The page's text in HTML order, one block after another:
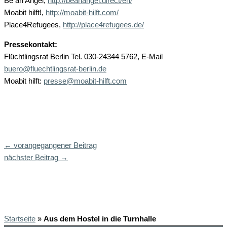
Moabit hilft!, http://moabit-hilft.com/
Place4Refugees, http://place4refugees.de/
Pressekontakt:
Flüchtlingsrat Berlin Tel. 030-24344 5762, E-Mail
buero@fluechtlingsrat-berlin.de
Moabit hilft: presse@moabit-hilft.com
← vorangegangener Beitrag
nächster Beitrag →
Startseite » Aus dem Hostel in die Turnhalle